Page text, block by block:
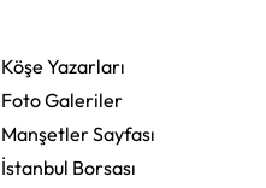
Köşe Yazarları
Foto Galeriler
Manşetler Sayfası
İstanbul Borsası